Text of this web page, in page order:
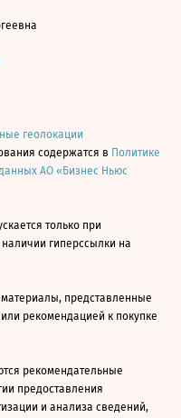
геолокации
содержатся в Политике
АО «Бизнес Ньюс
только при
наличии гиперссылки на
представленные
рекомендацией к покупке
рекомендательные
предоставления
и анализа сведений,